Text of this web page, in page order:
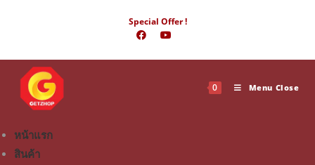
Special Offer !
0 Menu Close
หน้าแรก
สินค้า